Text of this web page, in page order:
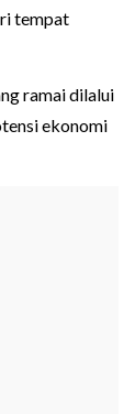
tempat
ramai dilalui
ekonomi